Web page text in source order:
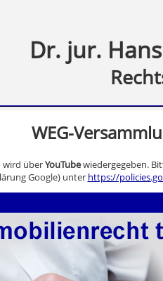
Dr. jur.
WEG-
wird überYouTubewiedergegeben.
Google) unter https://